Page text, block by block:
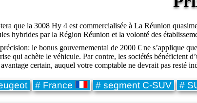
que la 3008 Hy 4 est commercialisée à La Réunion
hybrides par la Région Réunion et la volonté des
le bonus gouvernemental de 2000 € ne s’applique
qui achète le véhicule. Par contre, les sociétés bénéficient
certain, auquel votre comptable ne devrait pas resté
# France # segment C-SUV #